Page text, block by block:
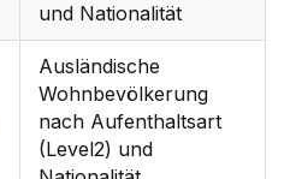
und Nationalität
Ausländische
Wohnbevölkerung
nach Aufenthaltsart
(Level2) und